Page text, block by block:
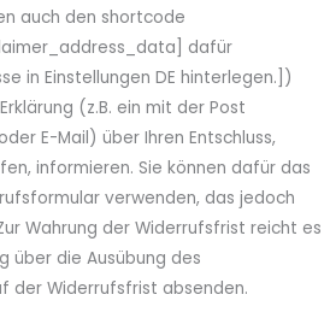
auch den shortcode
dafür
in Einstellungen DE hinterlegen.])
(z.B. ein mit der Post
E-Mail) über Ihren Entschluss,
informieren. Sie können dafür das
verwenden, das jedoch
Wahrung der Widerrufsfrist reicht es
über die Ausübung des
der Widerrufsfrist absenden.